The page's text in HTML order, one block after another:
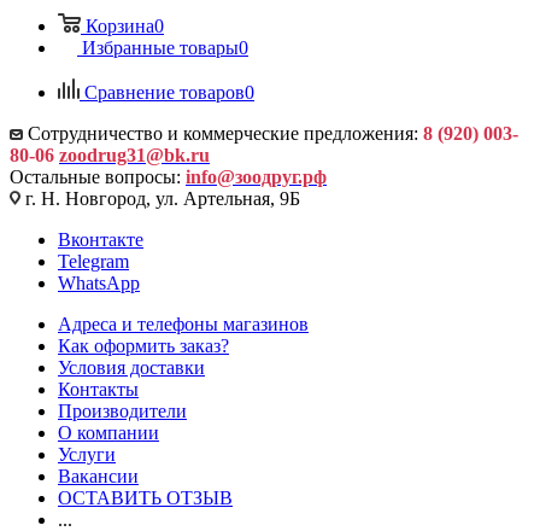
Корзина0
Избранные товары0
Сравнение товаров0
Сотрудничество и коммерческие предложения: 8 (920) 003-
80-06 zoodrug31@bk.ru
Остальные вопросы: info@зоодруг.рф
г. Н. Новгород, ул. Артельная, 9Б
Вконтакте
Telegram
WhatsApp
Адреса и телефоны магазинов
Как оформить заказ?
Условия доставки
Контакты
Производители
О компании
Услуги
Вакансии
ОСТАВИТЬ ОТЗЫВ
...